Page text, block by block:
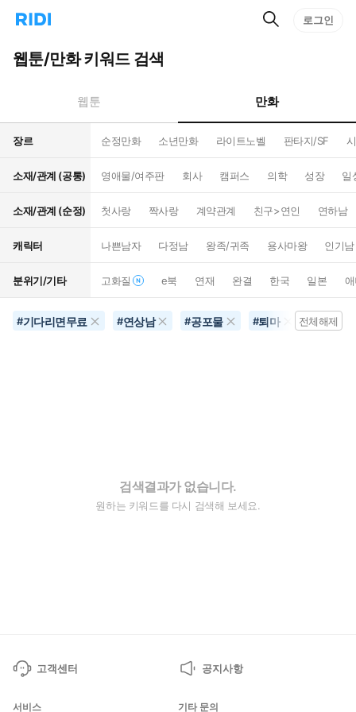
리
홈
으
턴
트
검
로그인
웹툰/만화 키워드 검색
웹툰 만화
장르 순정만화 소년만화 라이트노벨 판타지/SF
소재/관계 (공통) 영애물/여주판 회사 캠퍼스 의학 성장 일
소재/관계 (순정) 첫사랑 짝사랑 계약관계 친구>연인 연하남
캐릭터 나쁜남자 다정남 왕족/귀족 용사마왕 인기남
분위기/기타 고화질 e북 연재 완결 한국 일본
#기다리면무료 #연상남 #공포물 #퇴마 전체해제
검색결과가 없습니다.
원하는 키워드를 다시 검색해 보세요.
고객센터 공지사항
서비스 기타 문의